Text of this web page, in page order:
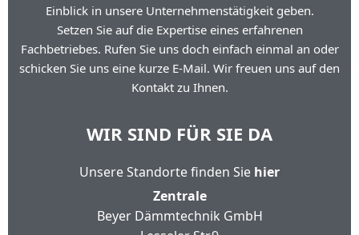
Einblick in unsere Unternehmenstätigkeit geben.
Setzen Sie auf die Expertise eines erfahrenen
Fachbetriebes. Rufen Sie uns doch einfach einmal an oder
schicken Sie uns eine kurze E-Mail. Wir freuen uns auf den
Kontakt zu Ihnen.
WIR SIND FÜR SIE DA
Unsere Standorte finden Sie hier
Zentrale
Beyer Dämmtechnik GmbH